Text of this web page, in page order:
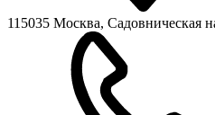
115035 Москва, Садовническая